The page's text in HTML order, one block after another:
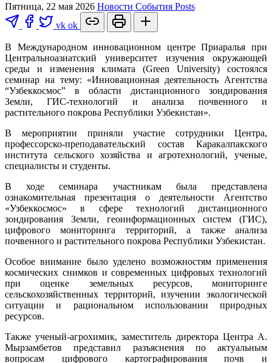
Пятница, 22 мая 2026 Новости События Posts
vk ok
В Международном инновационном центре Приаралья при
Центральноазиатский университет изучения окружающей
среды и изменения климата (Green University) состоялся
семинар на тему: «Инновационная деятельность Агентства
“Узбеккосмос” в области дистанционного зондирования
Земли, ГИС-технологий и анализа почвенного и
растительного покрова Республики Узбекистан».
В мероприятии приняли участие сотрудники Центра,
профессорско-преподавательский состав Каракалпакского
института сельского хозяйства и агротехнологий, ученые,
специалисты и студенты.
В ходе семинара участникам была представлена
ознакомительная презентация о деятельности Агентство
«Узбеккосмос» в сфере технологий дистанционного
зондирования Земли, геоинформационных систем (ГИС),
цифрового мониторинга территорий, а также анализа
почвенного и растительного покрова Республики Узбекистан.
Особое внимание было уделено возможностям применения
космических снимков и современных цифровых технологий
при оценке земельных ресурсов, мониторинге
сельскохозяйственных территорий, изучении экологической
ситуации и рациональном использовании природных
ресурсов.
Также ученый-агрохимик, заместитель директора Центра А.
Мырзамбетов представил разъяснения по актуальным
вопросам цифрового картографирования почв и